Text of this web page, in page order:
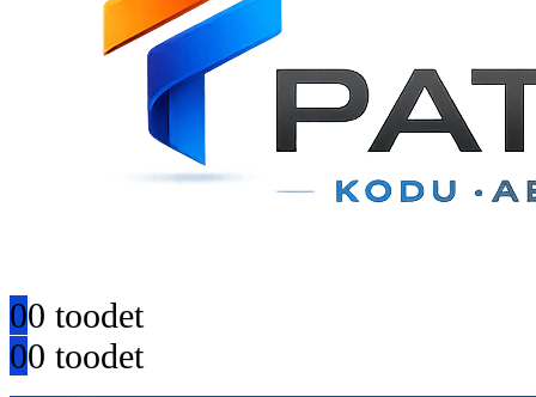
00 toodet
00 toodet